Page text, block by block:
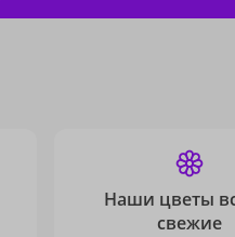
Наши цветы
свежие